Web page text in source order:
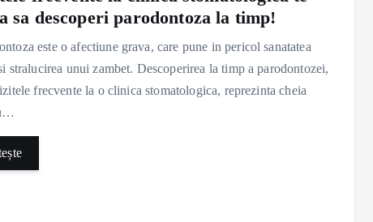
sa descoperi parodontoza la timp!
este o afectiune grava, care pune in pericol sanatatea
stralucirea unui zambet. Descoperirea la timp a parodontozei,
frecvente la o clinica stomatologica, reprezinta cheia